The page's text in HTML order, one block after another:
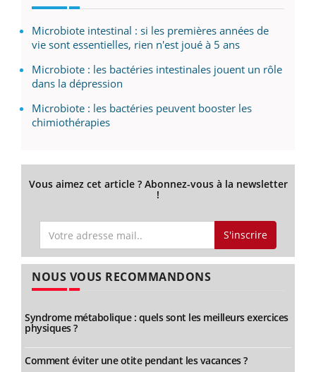
Microbiote intestinal : si les premières années de
vie sont essentielles, rien n'est joué à 5 ans
Microbiote : les bactéries intestinales jouent un rôle
dans la dépression
Microbiote : les bactéries peuvent booster les
chimiothérapies
Vous aimez cet article ? Abonnez-vous à la newsletter
!
S'inscrire
NOUS VOUS RECOMMANDONS
Syndrome métabolique : quels sont les meilleurs exercices
physiques ?
Comment éviter une otite pendant les vacances ?